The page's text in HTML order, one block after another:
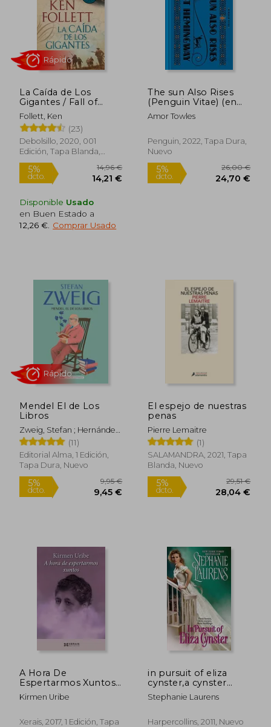
Rápido Rápido
La Caída de Los
Gigantes / Fall of
Giants
Follett, Ken
(23)
Debolsillo, 2020, 001
Edición, Tapa Blanda,
Nuevo
Rápido
Disponible Usado
en Buen Estado a
12,26 € Comprar Usado
The sun Also Rises
(Penguin Vitae) (en
Inglés)
Amor Towles
Penguin, 2022, Tapa Dura,
Nuevo
5%
dcto.
Mendel El de Los
Libros
Zweig, Stefan ; Hernández
Rodilla, Itziar ; Pallarès,
Marc
(11)
Editorial Alma, 1 Edición,
Tapa Dura, Nuevo
El espejo de nuestras
penas
Pierre Lemaitre
(1)
SALAMANDRA, 2021, Tapa
Blanda, Nuevo
A Hora De
Espertarmos Xuntos
(Edición Literaria -
Narrativa)
Kirmen Uribe
Xerais, 2017, 1 Edición, Tapa
in pursuit of eliza
cynster,a cynster
novel
Stephanie Laurens
Harpercollins, 2011, Nuevo